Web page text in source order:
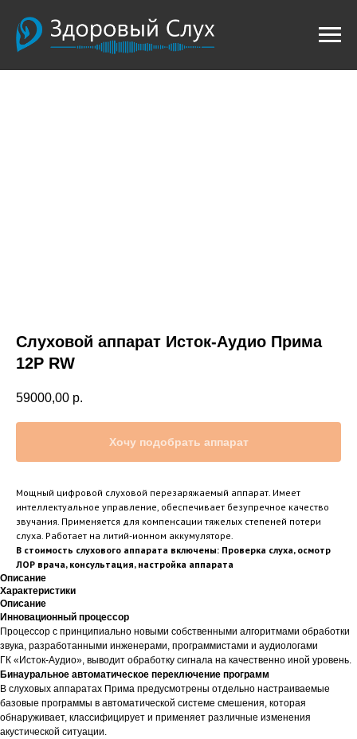
Слуховой аппарат Исток-Аудио Прима
12P RW
59000,00 р.
Хочу подобрать аппарат
Мощный цифровой слуховой перезаряжаемый аппарат. Имеет
интеллектуальное управление, обеспечивает безупречное качество
звучания. Применяется для компенсации тяжелых степеней потери
слуха. Работает на литий-ионном аккумуляторе.
В стоимость слухового аппарата включены: Проверка слуха, осмотр
ЛОР врача, консультация, настройка аппарата
Описание
Характеристики
Описание
Инновационный процессор
Процессор с принципиально новыми собственными алгоритмами обработки
звука, разработанными инженерами, программистами и аудиологами
ГК «Исток-Аудио», выводит обработку сигнала на качественно иной уровень.
Бинауральное автоматическое переключение программ
В слуховых аппаратах Прима предусмотрены отдельно настраиваемые
базовые программы в автоматической системе смешения, которая
обнаруживает, классифицирует и применяет различные изменения
акустической ситуации.